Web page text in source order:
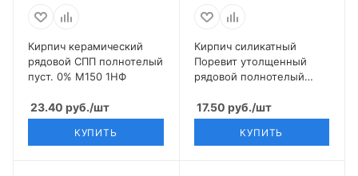
Кирпич керамический
рядовой СПП полнотелый
пуст. 0% М150 1НФ
23.40 руб./шт
КУПИТЬ
Кирпич силикатный
Поревит утолщенный
рядовой полнотелый
17.50 руб./шт
КУПИТЬ